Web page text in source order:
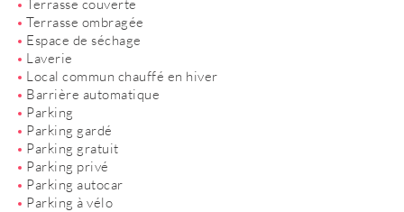
Terrasse couverte
Terrasse ombragée
Espace de séchage
Laverie
Local commun chauffé en hiver
Barrière automatique
Parking
Parking gardé
Parking gratuit
Parking privé
Parking autocar
Parking à vélo